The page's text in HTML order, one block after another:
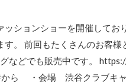
ションショーを開催してお
。 前回もたくさんのお客
などでも販売中です。
・会場 渋谷クラブキャ